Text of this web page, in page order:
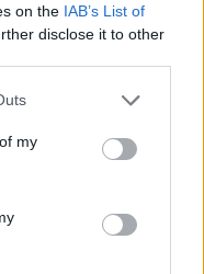
on the IAB’s List of
disclose it to other
my
el primer any,
al 75%.